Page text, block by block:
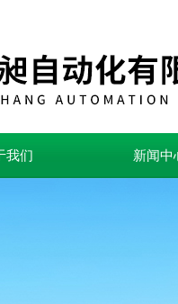
我们 新闻中